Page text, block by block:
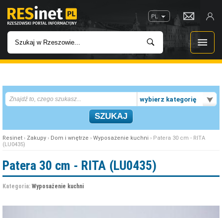
PL
INWESTYCJE
IMPREZY
W KINACH
wybierz kategorię
Resinet › Zakupy › Dom i wnętrze › Wyposażenie kuchni › Patera 30 cm - RITA
(LU0435)
Patera 30 cm - RITA (LU0435)
Kategoria: Wyposażenie kuchni